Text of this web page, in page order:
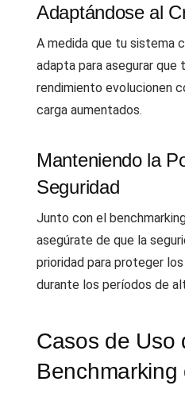
Adaptándose al
A medida que tu sistema
adapta para asegurar que
rendimiento evolucionen
carga aumentados.
Manteniendo la
Seguridad
Junto con el
asegúrate de que la
prioridad para proteger
durante los períodos de
Casos de Uso
Benchmarking